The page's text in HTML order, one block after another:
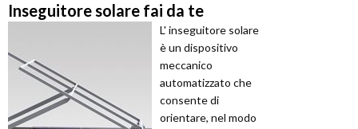
Inseguitore solare fai da te
L' inseguitore solare
è un dispositivo
meccanico
automatizzato che
consente di
orientare, nel modo